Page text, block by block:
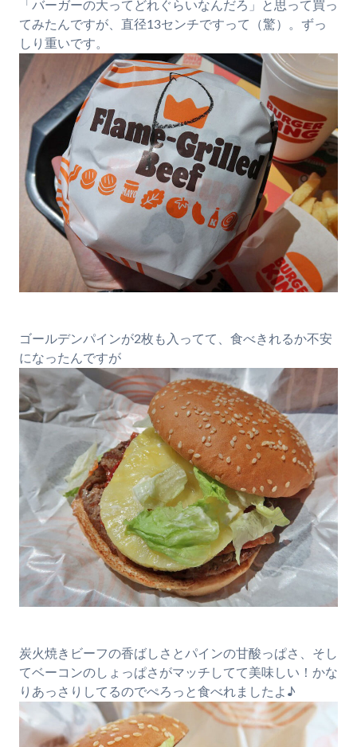
「バーガーの大ってどれぐらいなんだろ」と思って買っ
てみたんですが、直径13センチですって（驚）。ずっ
しり重いです。
ゴールデンパインが2枚も入ってて、食べきれるか不安
になったんですが
炭火焼きビーフの香ばしさとパインの甘酸っぱさ、そし
てベーコンのしょっぱさがマッチしてて美味しい！かな
りあっさりしてるのでぺろっと食べれましたよ♪